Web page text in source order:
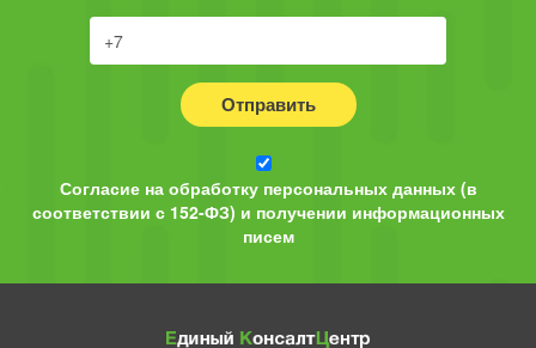
Отправить
Согласие на обработку персональных данных (в
соответствии с 152-ФЗ) и получении информационных
писем